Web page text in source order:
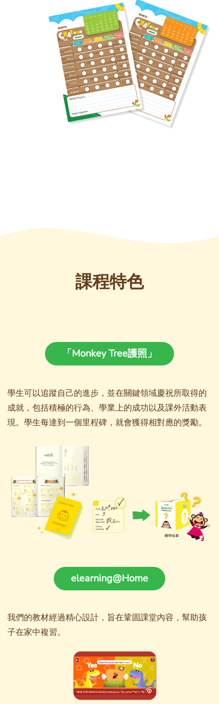
課程特色
「Monkey Tree護照」
學生可以追蹤自己的進步，並在關鍵領域慶祝所取得的
成就，包括積極的行為、學業上的成功以及課外活動表
現。學生每達到一個里程碑，就會獲得相對應的獎勵。
elearning@Home
我們的教材經過精心設計，旨在鞏固課堂內容，幫助孩
子在家中複習。